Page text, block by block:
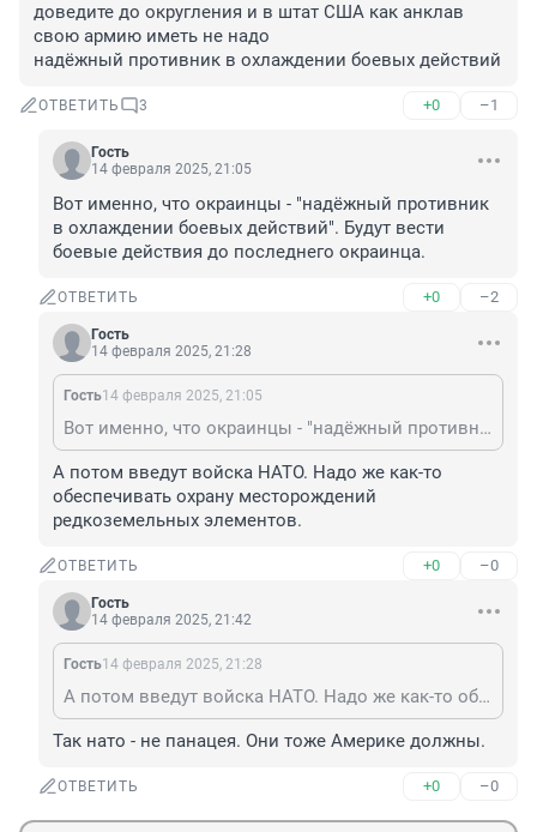
доведите до округления и в штат США как анклав
свою армию иметь не надо
надёжный противник в охлаждении боевых действий
ОТВЕТИТЬ 3 +0 –1
Гость
14 февраля 2025, 21:05
Вот именно, что окраинцы - "надёжный противник
в охлаждении боевых действий". Будут вести
боевые действия до последнего окраинца.
ОТВЕТИТЬ +0 –2
Гость
14 февраля 2025, 21:28
Гость14 февраля 2025, 21:05
Вот именно, что окраинцы - "надёжный противник в охлаждении боевых действий". Будут вести боевые действия до последнего окраинца.
А потом введут войска НАТО. Надо же как-то
обеспечивать охрану месторождений
редкоземельных элементов.
ОТВЕТИТЬ +0 –0
Гость
14 февраля 2025, 21:42
Гость14 февраля 2025, 21:28
А потом введут войска НАТО. Надо же как-то обеспечивать охрану месторождений редкоземельных элементов.
Так нато - не панацея. Они тоже Америке должны.
ОТВЕТИТЬ +0 –0